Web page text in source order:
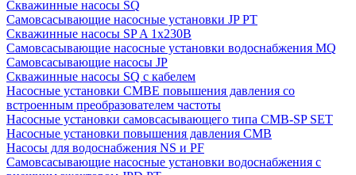
Скважинные насосы SQ
Самовсасывающие насосные установки JP PT
Скважинные насосы SP A 1x230В
Самовсасывающие насосные установки водоснабжения MQ
Самовсасывающие насосы JP
Скважинные насосы SQ с кабелем
Насосные установки CMBE повышения давления со
встроенным преобразователем частоты
Насосные установки самовсасывающего типа CMB-SP SET
Насосные установки повышения давления CMB
Насосы для водоснабжения NS и PF
Самовсасывающие насосные установки водоснабжения с